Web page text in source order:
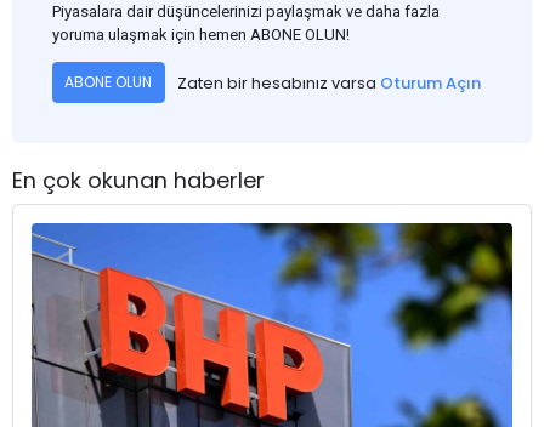
Piyasalara dair düşüncelerinizi paylaşmak ve daha fazla
yoruma ulaşmak için hemen ABONE OLUN!
ABONE OLUN Zaten bir hesabınız varsa Oturum Açın
En çok okunan haberler